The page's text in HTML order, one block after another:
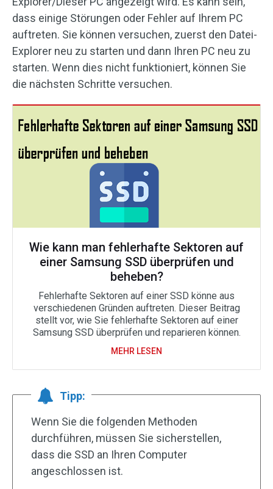
dass einige Störungen oder Fehler auf Ihrem PC
auftreten. Sie können versuchen, zuerst den Datei-
Explorer neu zu starten und dann Ihren PC neu zu
starten. Wenn dies nicht funktioniert, können Sie
die nächsten Schritte versuchen.
Wie kann man fehlerhafte Sektoren auf
einer Samsung SSD überprüfen und
beheben?
Fehlerhafte Sektoren auf einer SSD könne aus
verschiedenen Gründen auftreten. Dieser Beitrag
stellt vor, wie Sie fehlerhafte Sektoren auf einer
Samsung SSD überprüfen und reparieren können.
MEHR LESEN
Tipp:
Wenn Sie die folgenden Methoden
durchführen, müssen Sie sicherstellen,
dass die SSD an Ihren Computer
angeschlossen ist.